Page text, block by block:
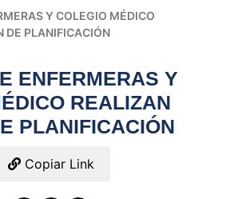
Y COLEGIO MÉDICO
DE PLANIFICACIÓN
ENFERMERAS Y
REALIZAN
PLANIFICACIÓN
Copiar Link